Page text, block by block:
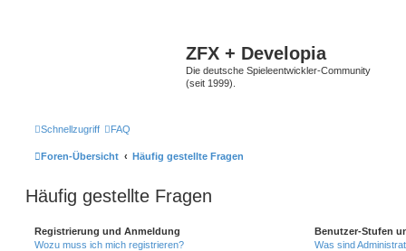
ZFX + Developia
Die deutsche Spieleentwickler-Community
(seit 1999).
Schnellzugriff FAQ
Foren-Übersicht Häufig gestellte Fragen
Häufig gestellte Fragen
Registrierung und Anmeldung
Wozu muss ich mich registrieren?
Benutzer-Stufen
Was sind